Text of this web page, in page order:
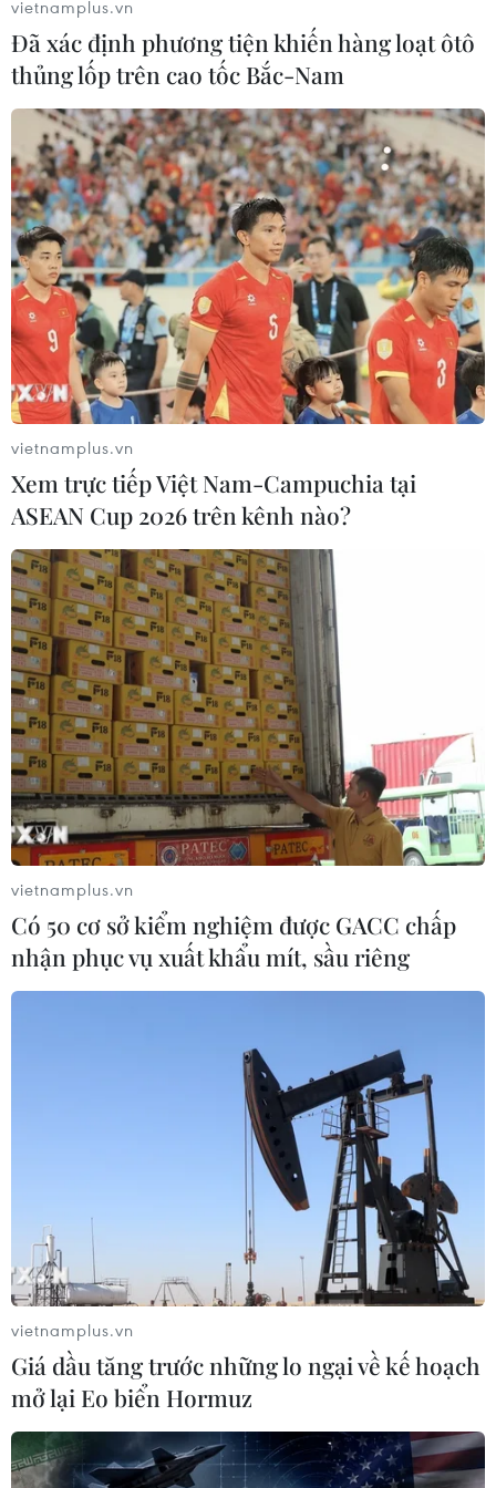
​Chứng khoán châu Á tăng, giảm trái chiều
trước cuộc họp của Fed
10/06/2020 11:14
Chốt phiên, chỉ số Nikkei 225 của Nhật Bản tăng 0,2%
lên 23.124,94 điểm lúc đóng cửa, chỉ số Hang Seng của
Hong Kong ổn định ở mức 25.049,73 điểm...
Chỉ số giá tiêu dùng của Mỹ suy giảm
tháng thứ ba liên tiếp
10/06/2020 14:28
CPI của Mỹ trong tháng Năm đã giảm 0,1% so với
tháng trước sau khi lao dốc 0,8% trong tháng Tư - mức
giảm lớn nhất kể từ tháng 12/2008.
vietnamplus.vn
Đã xác định phương tiện khiến hàng loạt ôtô
thủng lốp trên cao tốc Bắc-Nam
vietnamplus.vn
Xem trực tiếp Việt Nam-Campuchia tại
ASEAN Cup 2026 trên kênh nào?
vietnamplus.vn
Có 50 cơ sở kiểm nghiệm được GACC chấp
nhận phục vụ xuất khẩu mít, sầu riêng
vietnamplus.vn
Giá dầu tăng trước những lo ngại về kế hoạch
mở lại Eo biển Hormuz